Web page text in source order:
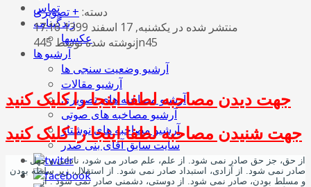
تماس
زندگینامه
عکسها
آرشیو ها
آرشیو وضعیت سنجی ها
آرشیو مقالات
آرشیو مصاخبه های تصویری
آرشیو مصاخبه های صوتی
آرشیو مصاخبه های نوشتار
سایت سابق آقای بنی صدر
دسته: + تصویری
منتشر شده در یکشنبه, 17 اسفند 1399 17:16
نوشته شده توسط 445jn45
جهت دیدن مصاحبه لطفا اینجا را کلیک کنید
جهت شنیدن مصاحبه لطفا اینجا را کلیک کنید
- از حق، جز حق صادر نمی شود. از علم، علم صادر می شود، نادانی و جهل
صادر نمی شود. از آزادی، استبداد صادر نمی شود. از استقلال، زیر سلطه بودن
و مسلط بودن، صادر نمی شود. از دوستی، دشمنی صادر نمی شود . از